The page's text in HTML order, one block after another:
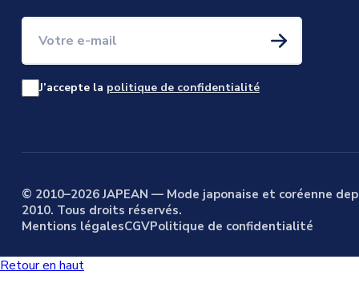
J’accepte la politique de confidentialité
© 2010–2026 JAPEAN — Mode japonaise et coréenne
2010. Tous droits réservés.
Mentions légalesCGVPolitique de confidentialité
Retour en haut